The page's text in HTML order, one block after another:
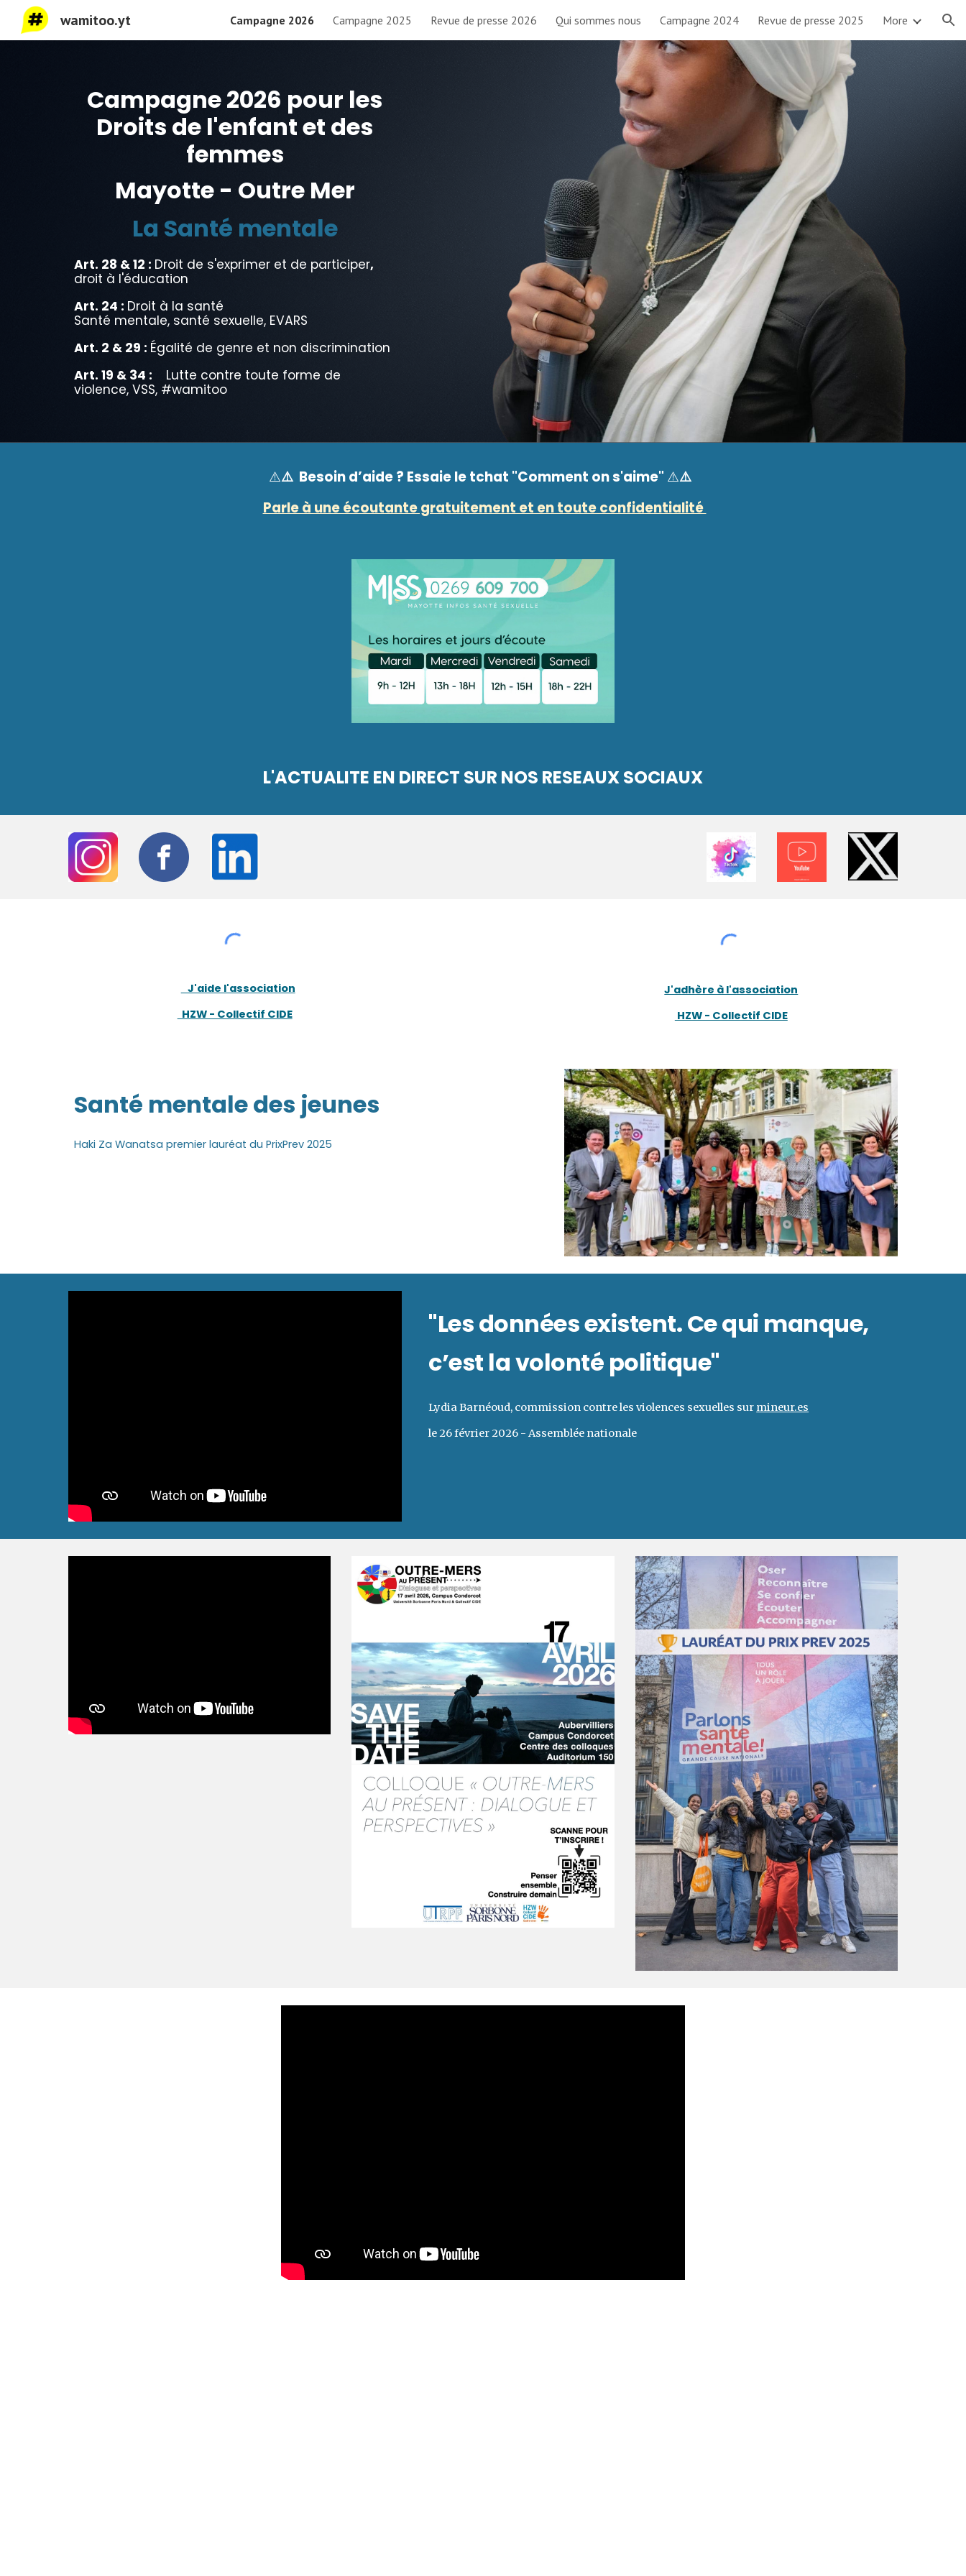
Skip to main content Skip to navigation
wamitoo.yt Campagne 2026 Campagne 2025 Revue de presse 2026 Qui sommes nous Campagne 2024 Revue de presse 2025 More
Campagne 2026 pour les
Droits de l'enfant et des
femmes
Mayotte - Outre Mer
La Santé mentale
Art. 28 & 12 : Droit de s'exprimer et de participer,
droit à l'éducation
Art. 24 : Droit à la santé
Santé mentale, santé sexuelle, EVARS
Art. 2 & 29 : Égalité de genre et non discrimination
Art. 19 & 34 :
Lutte contre toute forme de
violence, VSS, #wamitoo
⚠️⚠️ Besoin d’aide ? Essaie le tchat "Comment on s'aime" ⚠️⚠️
Parle à une écoutante gratuitement et en toute confidentialité
L'ACTUALITE EN DIRECT SUR NOS RESEAUX SOCIAUX
J'aide l'association
HZW - Collectif CIDE
J'adhère à l'association
HZW - Collectif CIDE
Santé mentale des jeunes
Haki Za Wanatsa premier lauréat du PrixPrev 2025
"Les données existent. Ce qui manque,
c’est la volonté politique"
Lydia Barnéoud, commission contre les violences sexuelles sur mineur.es
le 26 février 2026 - Assemblée nationale